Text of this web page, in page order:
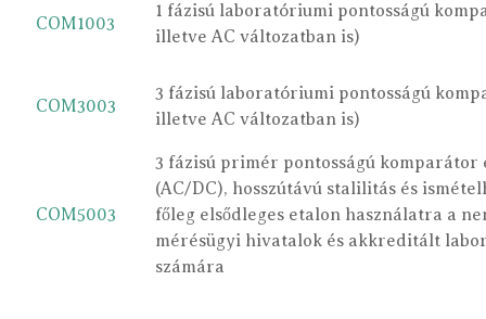
COM1003
1 fázisú laboratóriumi pontosságú
illetve AC változatban is)
COM3003
3 fázisú laboratóriumi pontosságú
illetve AC változatban is)
COM5003
3 fázisú primér pontosságú komparátor
(AC/DC), hosszútávú stalilitás és
főleg elsődleges etalon használatra a
mérésügyi hivatalok és akkreditált
számára